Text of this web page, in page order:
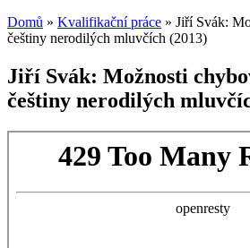
Domů » Kvalifikační práce » Jiří Svák:
češtiny nerodilých mluvčích (2013)
Jiří Svák: Možnosti
češtiny nerodilých
Skip